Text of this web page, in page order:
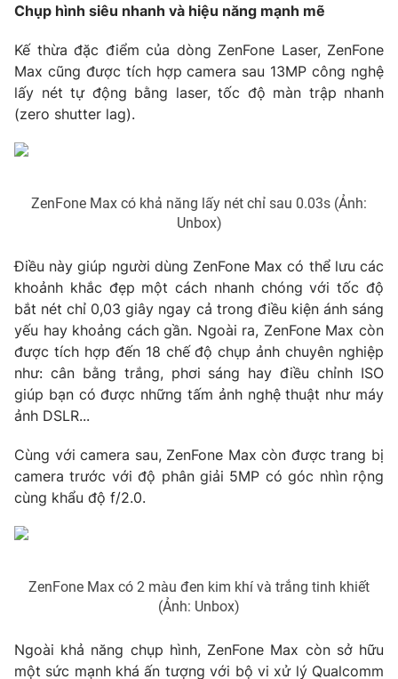
Theo dõi báo trên
Cơ quan chủ quản:Đài Truyền hình Việt Nam
Cơ quan báo chí:Thời báo VTV
Giấy phép hoạt động báo in và báo điện tử số 483/GP-BTTTT
cấp ngày 29/12/2023
Nguyễn Trọng Ninh
024.38 355 931 - 024.38 355 932
Ðiện thoại Thời báo VTV:
024.66 897 897
Email:toasoan@vtv.vn
Liên hệ quảng cáo:024-7300.7108
thông tin từ website này.
Chụp hình siêu nhanh và hiệu năng mạnh mẽ
Kế thừa đặc điểm của dòng ZenFone Laser, ZenFone
Max cũng được tích hợp camera sau 13MP công nghệ
lấy nét tự động bằng laser, tốc độ màn trập nhanh
(zero shutter lag).
ZenFone Max có khả năng lấy nét chỉ sau 0.03s (Ảnh:
Unbox)
Điều này giúp người dùng ZenFone Max có thể lưu các
khoảnh khắc đẹp một cách nhanh chóng với tốc độ
bắt nét chỉ 0,03 giây ngay cả trong điều kiện ánh sáng
yếu hay khoảng cách gần. Ngoài ra, ZenFone Max còn
được tích hợp đến 18 chế độ chụp ảnh chuyên nghiệp
như: cân bằng trắng, phơi sáng hay điều chỉnh ISO
giúp bạn có được những tấm ảnh nghệ thuật như máy
ảnh DSLR...
Cùng với camera sau, ZenFone Max còn được trang bị
camera trước với độ phân giải 5MP có góc nhìn rộng
cùng khẩu độ f/2.0.
ZenFone Max có 2 màu đen kim khí và trắng tinh khiết
(Ảnh: Unbox)
Ngoài khả năng chụp hình, ZenFone Max còn sở hữu
một sức mạnh khá ấn tượng với bộ vi xử lý Qualcomm